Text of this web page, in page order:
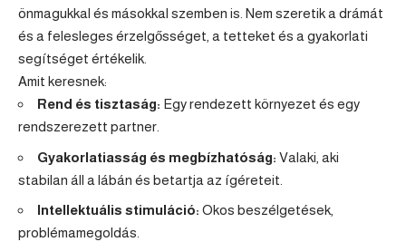
önmagukkal és másokkal szemben is. Nem szeretik a drámát
és a felesleges érzelgősséget, a tetteket és a gyakorlati
segítséget értékelik.
Amit keresnek:
Rend és tisztaság: Egy rendezett környezet és egy
rendszerezett partner.
Gyakorlatiasság és megbízhatóság: Valaki, aki
stabilan áll a lábán és betartja az ígéreteit.
Intellektuális stimuláció: Okos beszélgetések,
problémamegoldás.